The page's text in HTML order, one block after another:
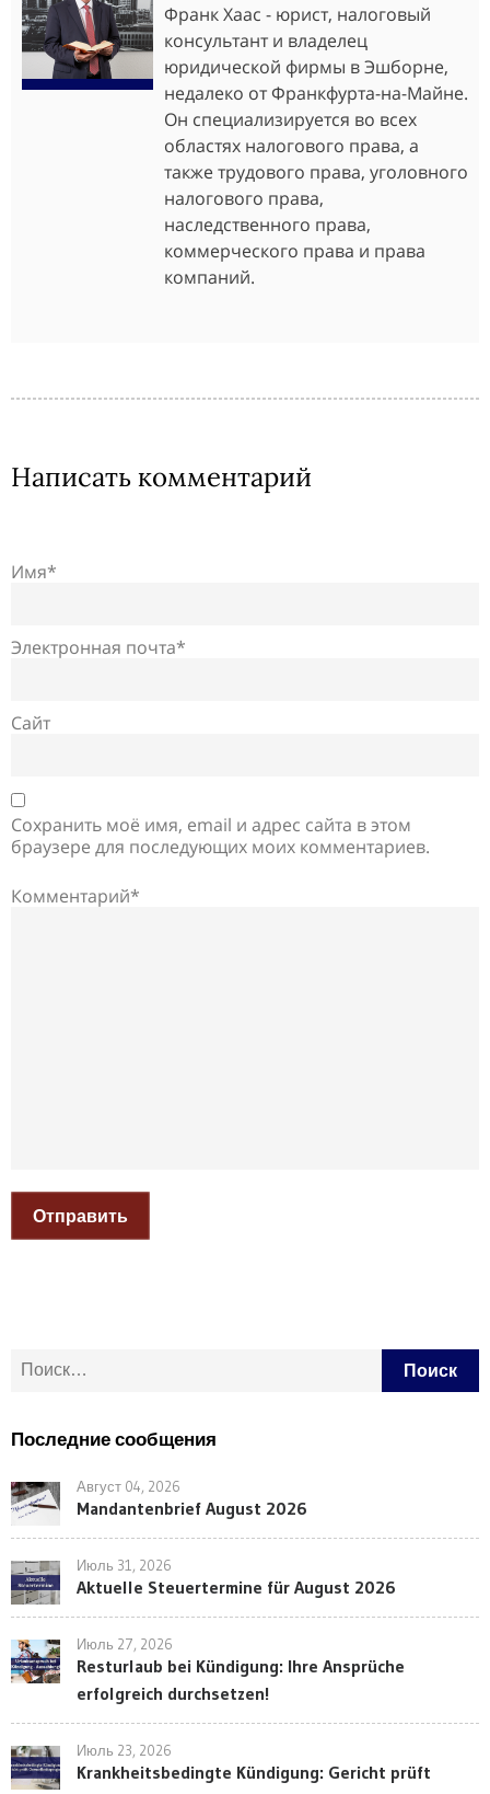
Франк Хаас - юрист, налоговый
консультант и владелец
юридической фирмы в Эшборне,
недалеко от Франкфурта-на-Майне.
Он специализируется во всех
областях налогового права, а
также трудового права, уголовного
налогового права,
наследственного права,
коммерческого права и права
компаний.
Написать комментарий
Имя*
Электронная почта*
Сайт
Сохранить моё имя, email и адрес сайта в этом
браузере для последующих моих комментариев.
Комментарий*
Отправить
Найти:
Последние сообщения
Август 04, 2026
Mandantenbrief August 2026
Июль 31, 2026
Aktuelle Steuertermine für August 2026
Июль 27, 2026
Resturlaub bei Kündigung: Ihre Ansprüche
erfolgreich durchsetzen!
Июль 23, 2026
Krankheitsbedingte Kündigung: Gericht prüft